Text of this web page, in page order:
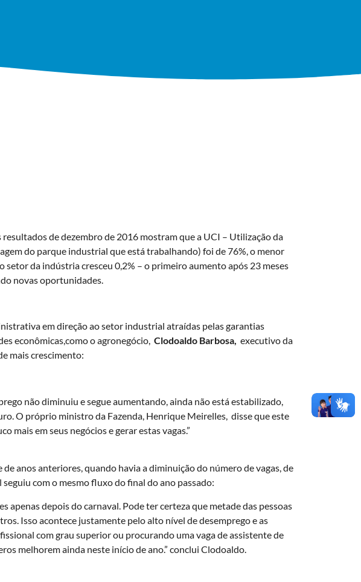
de dezembro de 2016 mostram que a UCI – Utilização da
do parque industrial que está trabalhando) foi de 76%, o menor
da indústria cresceu 0,2% – o primeiro aumento após 23 meses
novas oportunidades.
em direção ao setor industrial atraídas pelas garantias
econômicas,como o agronegócio, Clodoaldo Barbosa, executivo da
mais crescimento:
não diminuiu e segue aumentando, ainda não está estabilizado,
O próprio ministro da Fazenda, Henrique Meirelles, disse que este
mais em seus negócios e gerar estas vagas.”
anos anteriores, quando havia a diminuição do número de vagas, de
com o mesmo fluxo do final do ano passado:
depois do carnaval. Pode ter certeza que metade das pessoas
Isso acontece justamente pelo alto nível de desemprego e as
com grau superior ou procurando uma vaga de assistente de
melhorem ainda neste início de ano.” conclui Clodoaldo.